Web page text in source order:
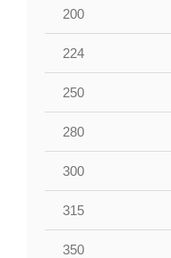
200
224
250
280
300
315
350